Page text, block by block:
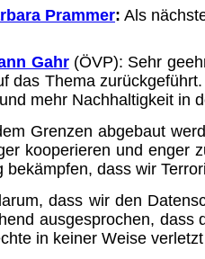
Prammer: Als
Gahr(ÖVP): Sehr
das Thema
mehr Nachhaltigkeit in
Grenzen abgebaut
kooperieren und enger
bekämpfen, dass wir
dass wir den
ausgesprochen,
in keiner Weise